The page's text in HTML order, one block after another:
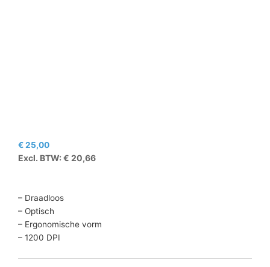
€25,00
Excl. BTW: € 20,66
– Draadloos
– Optisch
– Ergonomische vorm
– 1200 DPI